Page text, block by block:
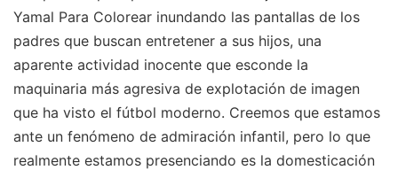
Yamal Para Colorear inundando las pantallas de los
padres que buscan entretener a sus hijos, una
aparente actividad inocente que esconde la
maquinaria más agresiva de explotación de imagen
que ha visto el fútbol moderno. Creemos que estamos
ante un fenómeno de admiración infantil, pero lo que
realmente estamos presenciando es la domesticación